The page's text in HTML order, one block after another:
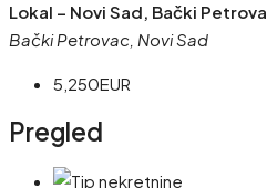
Lokal – Novi Sad, Bački
Bački Petrovac, Novi Sad
5,250EUR
Pregled